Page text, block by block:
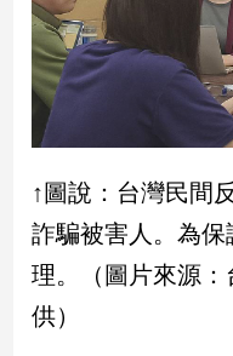
兩
岸/
國
際
社
會/
地
方
新
冠
病
↑圖說：台灣民間
詐騙被害人。為
理。（圖片來源
供）